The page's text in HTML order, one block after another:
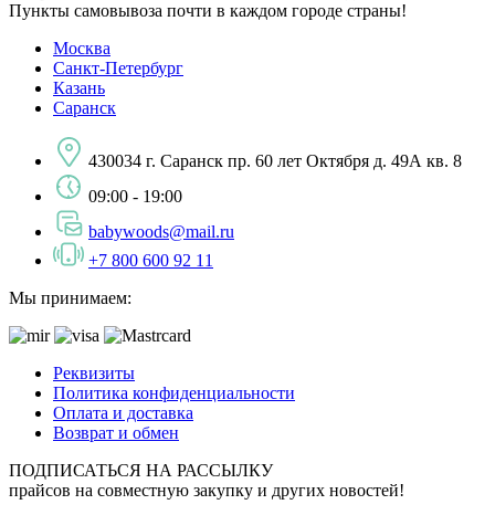
Пункты самовывоза почти в каждом городе страны!
Москва
Санкт-Петербург
Казань
Саранск
430034 г. Саранск пр. 60 лет Октября д. 49А кв. 8
09:00 - 19:00
babywoods@mail.ru
+7 800 600 92 11
Мы принимаем:
Реквизиты
Политика конфиденциальности
Оплата и доставка
Возврат и обмен
ПОДПИСАТЬСЯ НА РАССЫЛКУ
прайсов на совместную закупку и других новостей!